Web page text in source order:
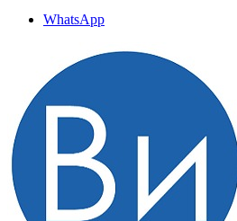
WhatsApp